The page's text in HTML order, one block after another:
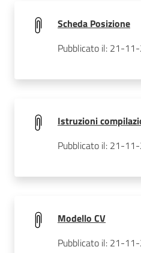
Scheda Posizione
Pubblicato il: 21-
Istruzioni
Pubblicato il: 21-
Modello CV
Pubblicato il: 21-